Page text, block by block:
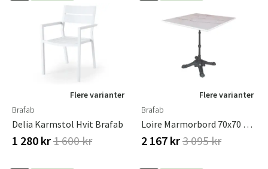
Flere varianter
Brafab
Delia Karmstol Hvit Brafab
1 280 kr1 600 kr
Flere varianter
Brafab
Loire Marmorbord 70x70 Cm Hvit
2 167 kr3 095 kr